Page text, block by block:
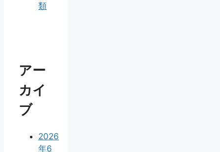
類
アー
カイ
ブ
2026
年6